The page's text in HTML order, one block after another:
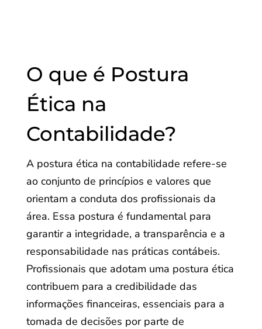
O que é Postura
Ética na
Contabilidade?
A postura ética na contabilidade refere-se
ao conjunto de princípios e valores que
orientam a conduta dos profissionais da
área. Essa postura é fundamental para
garantir a integridade, a transparência e a
responsabilidade nas práticas contábeis.
Profissionais que adotam uma postura ética
contribuem para a credibilidade das
informações financeiras, essenciais para a
tomada de decisões por parte de